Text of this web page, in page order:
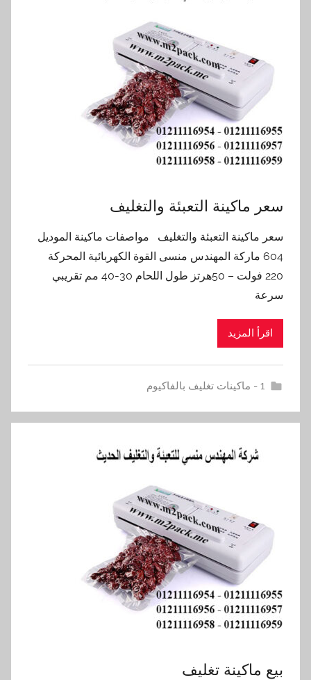
سعر ماكينة التعبئة والتغليف
سعر ماكينة التعبئة والتغليف مواصفات ماكينة الموديل
604 ماركة المهندس منسى القوة الكهربائية المحركة
220 فولت – 50هرتز طول اللحام 30-40 مم تقريبي
سرعة
اقرأ المزيد
1 - ماكينات تغليف بالفاكيوم
بيع ماكينة تغليف